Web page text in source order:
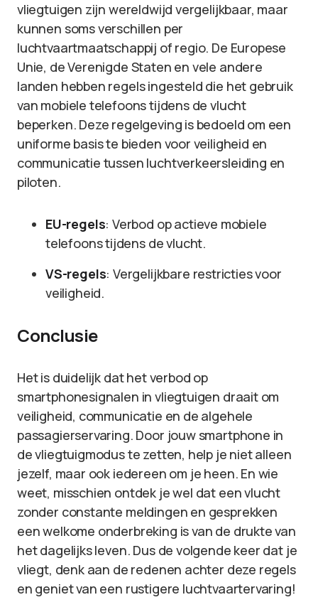
vliegtuigen zijn wereldwijd vergelijkbaar, maar
kunnen soms verschillen per
luchtvaartmaatschappij of regio. De Europese
Unie, de Verenigde Staten en vele andere
landen hebben regels ingesteld die het gebruik
van mobiele telefoons tijdens de vlucht
beperken. Deze regelgeving is bedoeld om een
uniforme basis te bieden voor veiligheid en
communicatie tussen luchtverkeersleiding en
piloten.
EU-regels: Verbod op actieve mobiele
telefoons tijdens de vlucht.
VS-regels: Vergelijkbare restricties voor
veiligheid.
Conclusie
Het is duidelijk dat het verbod op
smartphonesignalen in vliegtuigen draait om
veiligheid, communicatie en de algehele
passagierservaring. Door jouw smartphone in
de vliegtuigmodus te zetten, help je niet alleen
jezelf, maar ook iedereen om je heen. En wie
weet, misschien ontdek je wel dat een vlucht
zonder constante meldingen en gesprekken
een welkome onderbreking is van de drukte van
het dagelijks leven. Dus de volgende keer dat je
vliegt, denk aan de redenen achter deze regels
en geniet van een rustigere luchtvaartervaring!